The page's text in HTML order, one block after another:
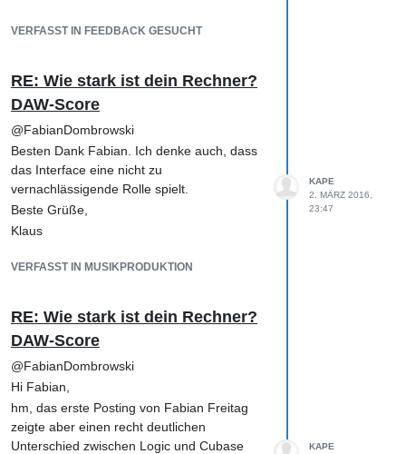
trocken im Vordergrund und verschmilzt
beschreibst.
Das Gefühl der Räumlicht fehlt so'n
bisschen.
Ich denke, dass Du schon mit Panning ein
Stück weiter kommst, da Du damit schon
ohne weitere Bearbeitungen einfach mehr
Platz im Stereoimage bekommst und Vocals,
Einzelinstrumente und Drums besser zur
Dann hört man auch schnell, wenn der
Bass ein wenig verschwinden.
Zur Midi-Drumprogrammierung kann ich Dir
den entspr. Hofa Kurzkurs empfehlen, der
super gemacht ist.
Ansonsten: weiter machen! 😁
Beste Grüße,
Klaus
VERFASST IN FEEDBACK GESUCHT
RE: Wie stark ist dein Rechner?
DAW-Score
@FabianDombrowski
Besten Dank Fabian. Ich denke auch, dass
das Interface eine nicht zu
vernachlässigende Rolle spielt.
Beste Grüße,
Klaus
VERFASST IN MUSIKPRODUKTION
KAPE
2. MÄRZ 2016,
23:47
RE: Wie stark ist dein Rechner?
DAW-Score
@FabianDombrowski
Hi Fabian,
hm, das erste Posting von Fabian Freitag
zeigte aber einen recht deutlichen
Unterschied zwischen Logic und Cubase
KAPE